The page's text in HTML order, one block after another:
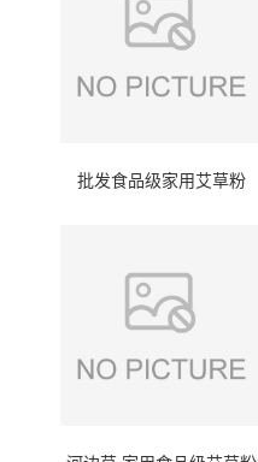
批发食品级家用艾草粉